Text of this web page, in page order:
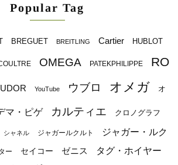
Popular Tag
BREGUET BREITLING Cartier HUBLOT
OMEGA PATEKPHILIPPE
RO
YouTube ウブロ オメガ オ
マ・ピゲ カルティエ クロノグラフ
シャネル ジャガールクルト
ジャガー・ルク
ー セイコー ゼニス タグ・ホイヤー